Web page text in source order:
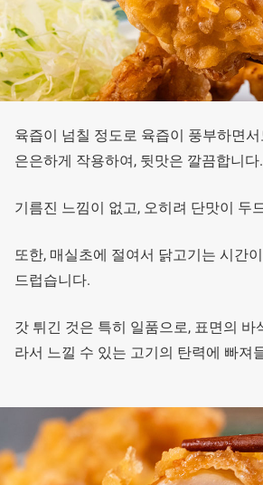
육즙이 넘칠 정도로 육즙이 풍부하면
은은하게 작용하여, 뒷맛은 깔끔합니다.
기름진 느낌이 없고, 오히려 단맛이 두
또한, 매실초에 절여서 닭고기는 시간
드럽습니다.
갓 튀긴 것은 특히 일품으로, 표면의 바
라서 느낄 수 있는 고기의 탄력에 빠져